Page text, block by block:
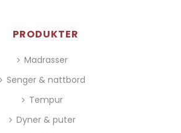
PRODUKTER
Madrasser
Senger & nattbord
Tempur
Dyner & puter